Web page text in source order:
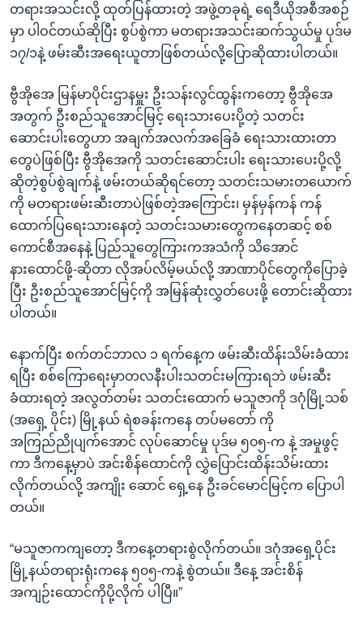
တရားအသင်းလို့ ထုတ်ပြန်ထားတဲ့ အဖွဲ့တခုရဲ့ ရေဒီယိုအစီအစဉ်
မှာ ပါဝင်တယ်ဆိုပြီး စွပ်စွဲကာ မတရားအသင်းဆက်သွယ်မှု ပုဒ်မ
၁၇/၁နဲ့ ဖမ်းဆီးအရေးယူတာဖြစ်တယ်လို့ပြောဆိုထားပါတယ်။
ဗွီအိုအေ မြန်မာပိုင်းဌာနမှူး ဦးသန်းလွင်ထွန်းကတော့ ဗွီအိုအေ
အတွက် ဦးစည်သူအောင်မြင့် ရေးသားပေးပို့တဲ့ သတင်း
ဆောင်းပါးတွေဟာ အချက်အလက်အခြေခံ ရေးသားထားတာ
တွေပဲဖြစ်ပြီး ဗွီအိုအေကို သတင်းဆောင်းပါး ရေးသားပေးပို့လို့
ဆိုတဲ့စွပ်စွဲချက်နဲ့ ဖမ်းတယ်ဆိုရင်တော့ သတင်းသမားတယောက်
ကို မတရားဖမ်းဆီးတာပဲဖြစ်တဲ့အကြောင်း၊ မှန်မှန်ကန် ကန်
ထောက်ပြရေးသားနေတဲ့ သတင်းသမားတွေကနေတဆင့် စစ်
ကောင်စီအနေနဲ့ ပြည်သူတွေကြားကအသံကို သိအောင်
နားထောင်ဖို့-ဆိုတာ လိုအပ်လိမ့်မယ်လို့ အာဏာပိုင်တွေကိုပြောခဲ့
ပြီး ဦးစည်သူအောင်မြင့်ကို အမြန်ဆုံးလွှတ်ပေးဖို့ တောင်းဆိုထား
ပါတယ်။
နောက်ပြီး စက်တင်ဘာလ ၁ ရက်နေ့က ဖမ်းဆီးထိန်းသိမ်းခံထား
ရပြီး စစ်ကြောရေးမှာတလနီးပါးသတင်းမကြားရဘဲ ဖမ်းဆီး
ခံထားရတဲ့ အလွတ်တမ်း သတင်းထောက် မသူဇာကို ဒဂုံမြို့သစ်
(အရှေ့ ပိုင်း) မြို့နယ် ရဲစခန်းကနေ တပ်မတော် ကို
အကြည်ညိုပျက်အောင် လုပ်ဆောင်မှု ပုဒ်မ ၅၀၅-က နဲ့ အမှုဖွင့်
ကာ ဒီကနေ့မှာပဲ အင်းစိန်ထောင်ကို လွှဲပြောင်းထိန်းသိမ်းထား
လိုက်တယ်လို့ အကျိုး ဆောင် ရှေ့နေ ဦးခင်မောင်မြင့်က ပြောပါ
တယ်။
“မသူဇာကကျတော့ ဒီကနေ့တရားစွဲလိုက်တယ်။ ဒဂုံအရှေ့ပိုင်း
မြို့နယ်တရားရုံးကနေ ၅၀၅-ကနဲ့ စွဲတယ်။ ဒီနေ့ အင်းစိန်
အကျဉ်းထောင်ကိုပို့လိုက် ပါပြီ။”